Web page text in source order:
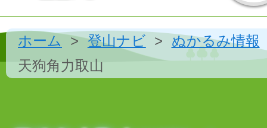
ホーム 登山ナビ
ぬかるみ情報
天狗角力取山